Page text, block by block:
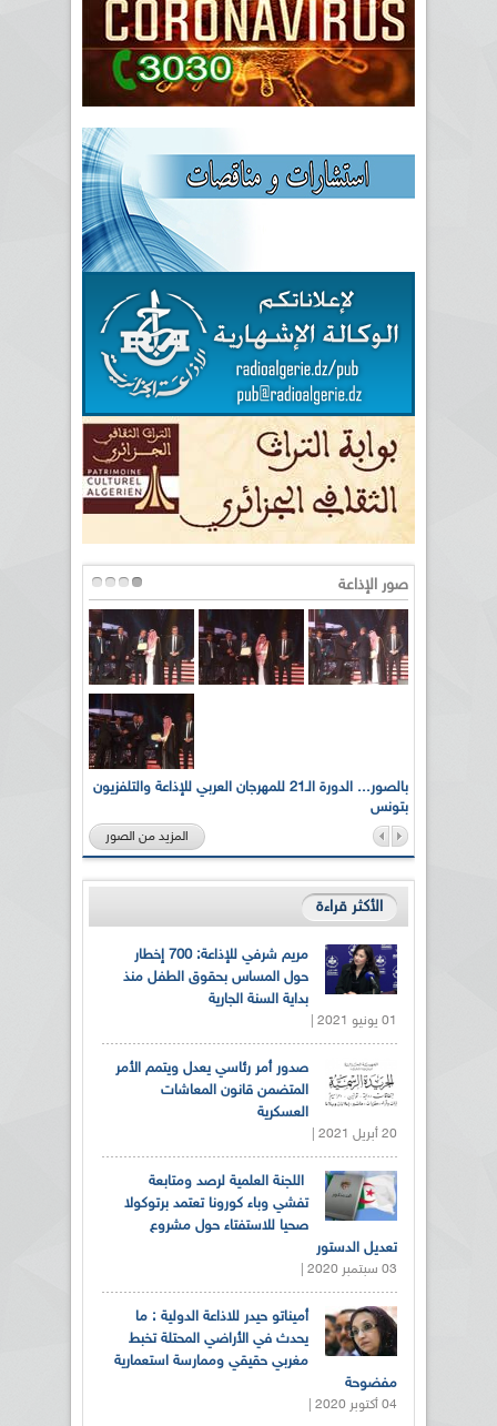
صور الإذاعة
بالصور... الدورة الـ21 للمهرجان العربي للإذاعة والتلفزيون
بتونس
المزيد من الصور
الأكثر قراءة
مريم شرفي للإذاعة: 700 إخطار
حول المساس بحقوق الطفل منذ
بداية السنة الجارية
01 يونيو 2021 |
صدور أمر رئاسي يعدل ويتمم الأمر
المتضمن قانون المعاشات
العسكرية
20 أبريل 2021 |
اللجنة العلمية لرصد ومتابعة
تفشي وباء كورونا تعتمد برتوكولا
صحيا للاستفتاء حول مشروع
تعديل الدستور
03 سبتمبر 2020 |
أميناتو حيدر للاذاعة الدولية : ما
يحدث في الأراضي المحتلة تخبط
مغربي حقيقي وممارسة استعمارية
مفضوحة
04 أكتوبر 2020 |